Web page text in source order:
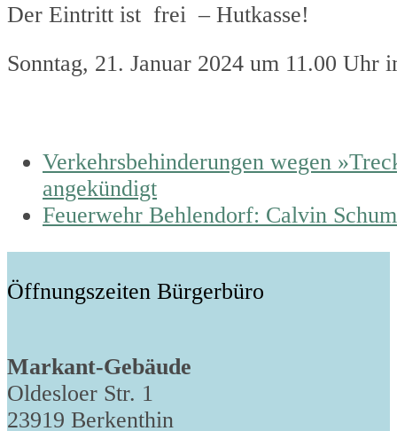
Der Eintritt ist frei – Hutkasse!
Sonntag, 21. Januar 2024 um 11.00
previous
post:
Verkehrsbehinderungen wegen
angekündigt
next
Feuerwehr Behlendorf: Calvin
Öffnungszeiten Bürgerbüro
Markant-Gebäude
Oldesloer Str. 1
23919 Berkenthin